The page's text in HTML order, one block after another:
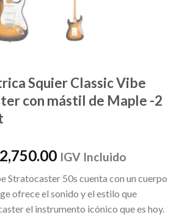
Squier Classic Vibe
con mástil de Maple -2
2,750.00El
actual
es:
S/2,750.00.
IGV Incluido
Stratocaster 50s cuenta con un cuerpo
ofrece el sonido y el estilo que
el instrumento icónico que es hoy.